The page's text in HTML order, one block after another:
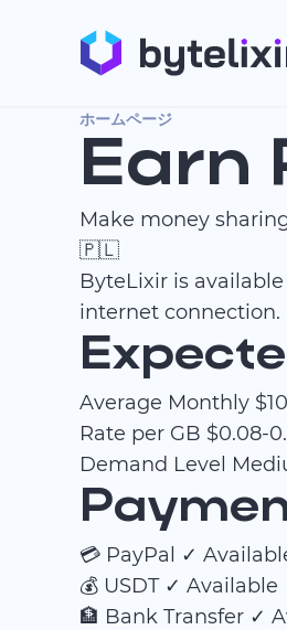
ホームページ
Earn
Make money
🇵🇱
ByteLixir is
internet connection.
Average Monthly
Rate per GB $0.08-
Demand Level
💳 PayPal
✓
💰 USDT ✓ Available
🏦 Bank Transfer ✓